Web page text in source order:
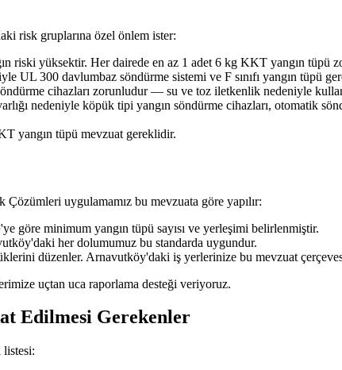
risk gruplarına özel önlem ister:
riski yüksektir. Her dairede en az 1 adet 6 kg KKT yangın tüpü
UL 300 davlumbaz söndürme sistemi ve F sınıfı yangın tüpü
cihazları zorunludur — su ve toz iletkenlik nedeniyle
nedeniyle köpük tipi yangın söndürme cihazları, otomatik
yangın tüpü mevzuat gereklidir.
uygulamamız bu mevzuata göre yapılır:
göre minimum yangın tüpü sayısı ve yerleşimi belirlenmiştir.
her dolumumuz bu standarda uygundur.
düzenler. Arnavutköy'daki iş yerlerinize bu mevzuat
uçtan uca raporlama desteği veriyoruz.
Edilmesi Gerekenler